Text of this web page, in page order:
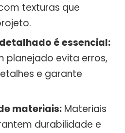
texturas que
é essencial:
planejado evita erros,
e garante
materiais: Materiais
durabilidade e